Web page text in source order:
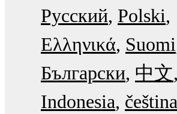
Русский Polski
Ελληνικά Suomi
Български 中文
Indonesia čeština